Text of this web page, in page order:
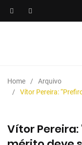
Home
Arquivo
Vítor Pereira:
Vítor Pereira: